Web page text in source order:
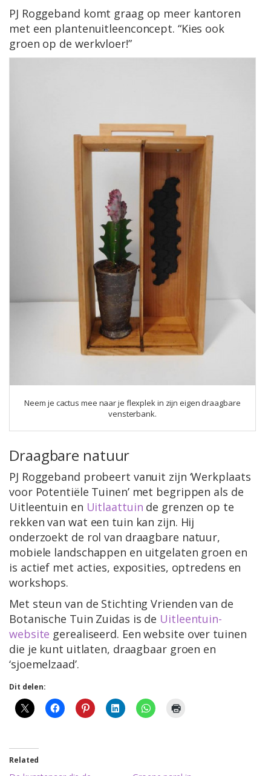
PJ Roggeband komt graag op meer kantoren
met een plantenuitleenconcept. “Kies ook
groen op de werkvloer!”
Neem je cactus mee naar je flexplek in zijn eigen draagbare
vensterbank.
Draagbare natuur
PJ Roggeband probeert vanuit zijn ‘Werkplaats
voor Potentiële Tuinen’ met begrippen als de
Uitleentuin en Uitlaattuin de grenzen op te
rekken van wat een tuin kan zijn. Hij
onderzoekt de rol van draagbare natuur,
mobiele landschappen en uitgelaten groen en
is actief met acties, exposities, optredens en
workshops.
Met steun van de Stichting Vrienden van de
Botanische Tuin Zuidas is de Uitleentuin-
website gerealiseerd. Een website over tuinen
die je kunt uitlaten, draagbaar groen en
‘sjoemelzaad’.
Dit delen:
Related